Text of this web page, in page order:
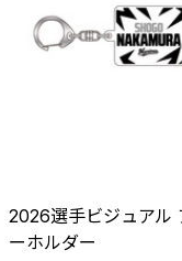
2026選手ビジュアル
ーホルダー